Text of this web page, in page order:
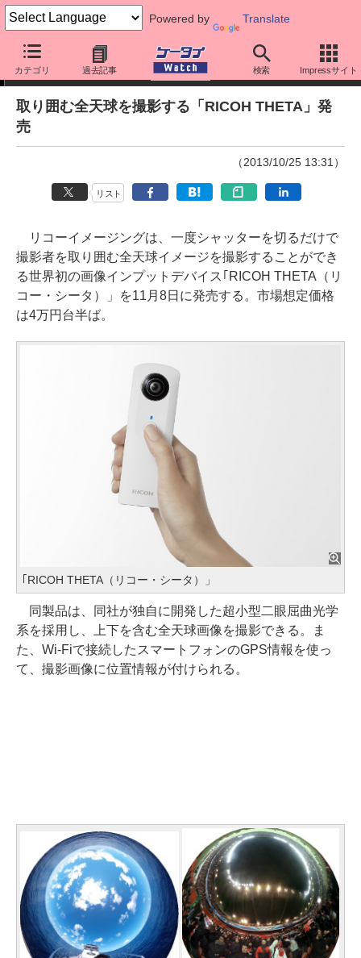
Powered by Translate
カテゴリ 過去記事 検索 Impressサイト
ニュース
取り囲む全天球を撮影する「RICOH THETA」発
売
（2013/10/25 13:31）
リスト
リコーイメージングは、一度シャッターを切るだけで
撮影者を取り囲む全天球イメージを撮影することができ
る世界初の画像インプットデバイス｢RICOH THETA（リ
コー・シータ）」を11月8日に発売する。市場想定価格
は4万円台半ば。
｢RICOH THETA（リコー・シータ）」
同製品は、同社が独自に開発した超小型二眼屈曲光学
系を採用し、上下を含む全天球画像を撮影できる。ま
た、Wi-Fiで接続したスマートフォンのGPS情報を使っ
て、撮影画像に位置情報が付けられる。